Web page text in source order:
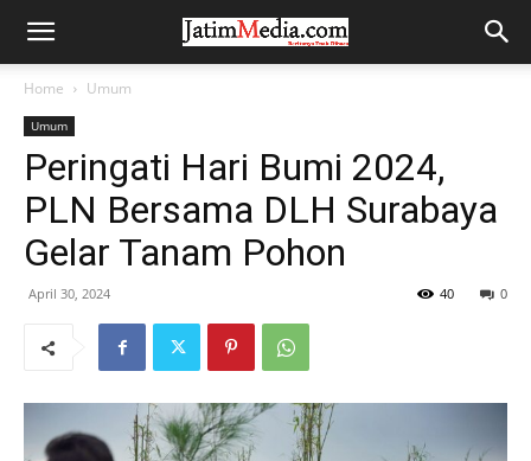
Home Umum
Umum
Peringati Hari Bumi 2024,
PLN Bersama DLH Surabaya
Gelar Tanam Pohon
April 30, 2024 0
40